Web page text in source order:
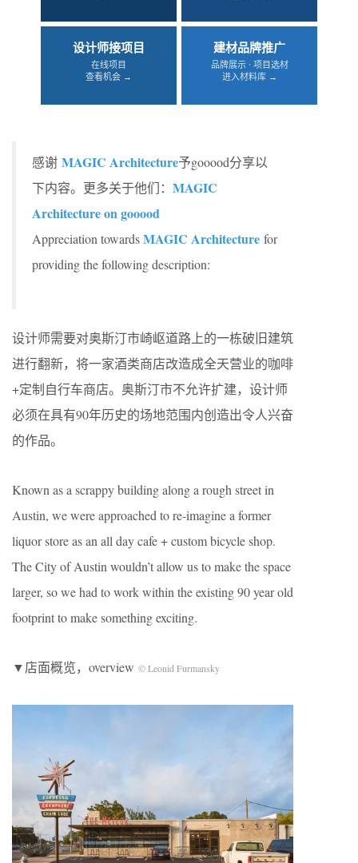
设计师接项目
在线项目
查看机会 →
建材品牌推广
品牌展示 · 项目选材
进入材料库 →
感谢 MAGIC Architecture予gooood分享以
下内容。更多关于他们： MAGIC
Architecture on gooood
Appreciation towardsMAGIC Architecture for
providing the following description:
设计师需要对奥斯汀市崎岖道路上的一栋破旧建筑
进行翻新，将一家酒类商店改造成全天营业的咖啡
+定制自行车商店。奥斯汀市不允许扩建，设计师
必须在具有90年历史的场地范围内创造出令人兴奋
的作品。
Known as a scrappy building along a rough street in
Austin, we were approached to re-imagine a former
liquor store as an all day cafe + custom bicycle shop.
The City of Austin wouldn’t allow us to make the space
larger, so we had to work within the existing 90 year old
footprint to make something exciting.
▼店面概览，overview ©Leonid Furmansky